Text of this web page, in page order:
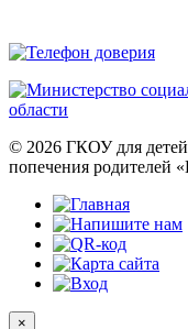
© 2026 ГКОУ для
попечения родителей
×